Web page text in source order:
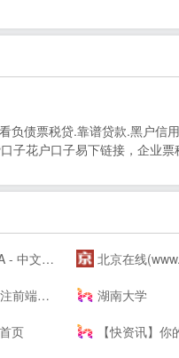
负债票税贷.靠谱贷款.黑户信
子花户口子易下链接，企业
技术交流社区 北京在线(www.bjol.com.cn) - 东方在线-北京城市网-北京之窗-北京城市--
值的内容-鹏仔先生的-- 湖南大学
页 【快资讯】你的专属资